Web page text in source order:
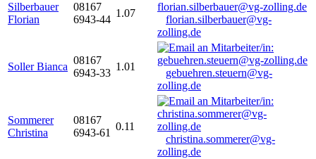
Silberbauer
Florian
08167
6943-44
1.07
florian.silberbauer@vg-
zolling.de
Soller Bianca
08167
6943-33
1.01
gebuehren.steuern@vg-
zolling.de
Sommerer
Christina
08167
6943-61
0.11
christina.sommerer@vg-
zolling.de